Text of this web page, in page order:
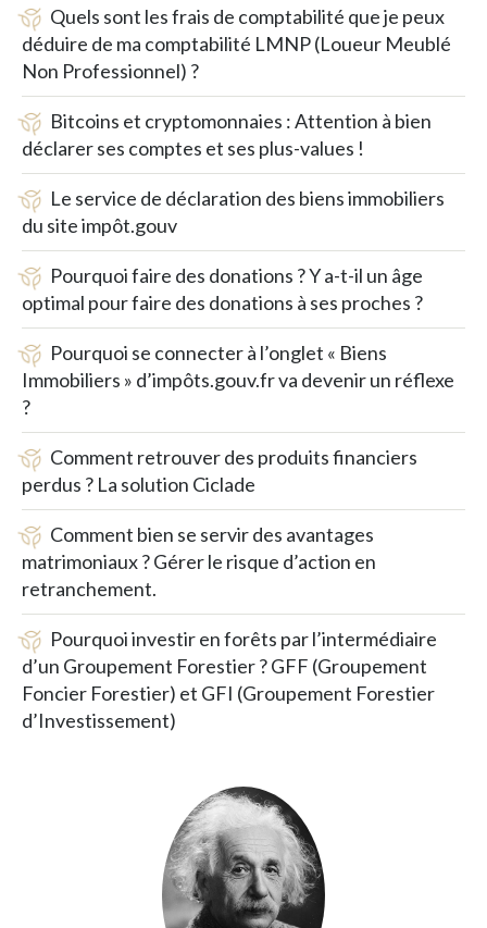
Quels sont les frais de comptabilité que je peux
déduire de ma comptabilité LMNP (Loueur Meublé
Non Professionnel) ?
Bitcoins et cryptomonnaies : Attention à bien
déclarer ses comptes et ses plus-values !
Le service de déclaration des biens immobiliers
du site impôt.gouv
Pourquoi faire des donations ? Y a-t-il un âge
optimal pour faire des donations à ses proches ?
Pourquoi se connecter à l’onglet « Biens
Immobiliers » d’impôts.gouv.fr va devenir un réflexe
?
Comment retrouver des produits financiers
perdus ? La solution Ciclade
Comment bien se servir des avantages
matrimoniaux ? Gérer le risque d’action en
retranchement.
Pourquoi investir en forêts par l’intermédiaire
d’un Groupement Forestier ? GFF (Groupement
Foncier Forestier) et GFI (Groupement Forestier
d’Investissement)